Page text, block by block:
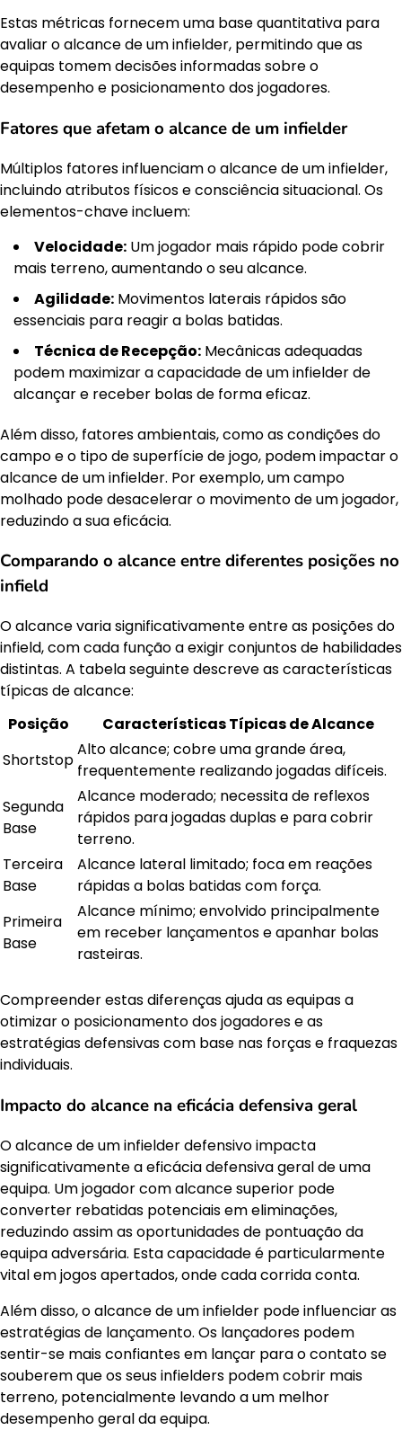
Estas métricas fornecem uma base quantitativa para
avaliar o alcance de um infielder, permitindo que as
equipas tomem decisões informadas sobre o
desempenho e posicionamento dos jogadores.
Fatores que afetam o alcance de um infielder
Múltiplos fatores influenciam o alcance de um infielder,
incluindo atributos físicos e consciência situacional. Os
elementos-chave incluem:
Velocidade: Um jogador mais rápido pode cobrir
mais terreno, aumentando o seu alcance.
Agilidade: Movimentos laterais rápidos são
essenciais para reagir a bolas batidas.
Técnica de Recepção: Mecânicas adequadas
podem maximizar a capacidade de um infielder de
alcançar e receber bolas de forma eficaz.
Além disso, fatores ambientais, como as condições do
campo e o tipo de superfície de jogo, podem impactar o
alcance de um infielder. Por exemplo, um campo
molhado pode desacelerar o movimento de um jogador,
reduzindo a sua eficácia.
Comparando o alcance entre diferentes posições no
infield
O alcance varia significativamente entre as posições do
infield, com cada função a exigir conjuntos de habilidades
distintas. A tabela seguinte descreve as características
típicas de alcance:
Posição
Características Típicas de Alcance
Shortstop
Alto alcance; cobre uma grande área,
frequentemente realizando jogadas difíceis.
Segunda
Base
Alcance moderado; necessita de reflexos
rápidos para jogadas duplas e para cobrir
terreno.
Terceira
Base
Alcance lateral limitado; foca em reações
rápidas a bolas batidas com força.
Primeira
Base
Alcance mínimo; envolvido principalmente
em receber lançamentos e apanhar bolas
rasteiras.
Compreender estas diferenças ajuda as equipas a
otimizar o posicionamento dos jogadores e as
estratégias defensivas com base nas forças e fraquezas
individuais.
Impacto do alcance na eficácia defensiva geral
O alcance de um infielder defensivo impacta
significativamente a eficácia defensiva geral de uma
equipa. Um jogador com alcance superior pode
converter rebatidas potenciais em eliminações,
reduzindo assim as oportunidades de pontuação da
equipa adversária. Esta capacidade é particularmente
vital em jogos apertados, onde cada corrida conta.
Além disso, o alcance de um infielder pode influenciar as
estratégias de lançamento. Os lançadores podem
sentir-se mais confiantes em lançar para o contato se
souberem que os seus infielders podem cobrir mais
terreno, potencialmente levando a um melhor
desempenho geral da equipa.